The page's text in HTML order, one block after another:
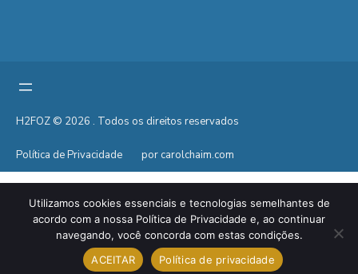
H2FOZ © 2026 . Todos os direitos reservados
Política de Privacidade por carolchaim.com
Utilizamos cookies essenciais e tecnologias semelhantes de
acordo com a nossa Política de Privacidade e, ao continuar
navegando, você concorda com estas condições.
ACEITAR
Política de privacidade